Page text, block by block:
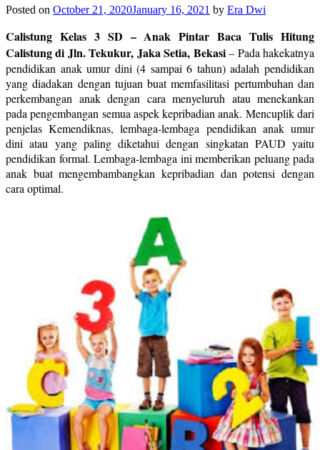
Posted on October 21, 2020January 16, 2021 by Era Dwi
Calistung Kelas 3 SD – Anak Pintar Baca Tulis Hitung
Calistung di Jln. Tekukur, Jaka Setia, Bekasi– Pada hakekatnya
pendidikan anak umur dini (4 sampai 6 tahun) adalah pendidikan
yang diadakan dengan tujuan buat memfasilitasi pertumbuhan dan
perkembangan anak dengan cara menyeluruh atau menekankan
pada pengembangan semua aspek kepribadian anak. Mencuplik dari
penjelas Kemendiknas, lembaga-lembaga pendidikan anak umur
dini atau yang paling diketahui dengan singkatan PAUD yaitu
pendidikan formal. Lembaga-lembaga ini memberikan peluang pada
anak buat mengembambangkan kepribadian dan potensi dengan
cara optimal.